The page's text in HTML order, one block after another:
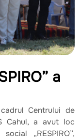
a
Centrului de
Cahul, a avut loc
„RESPIRO”,